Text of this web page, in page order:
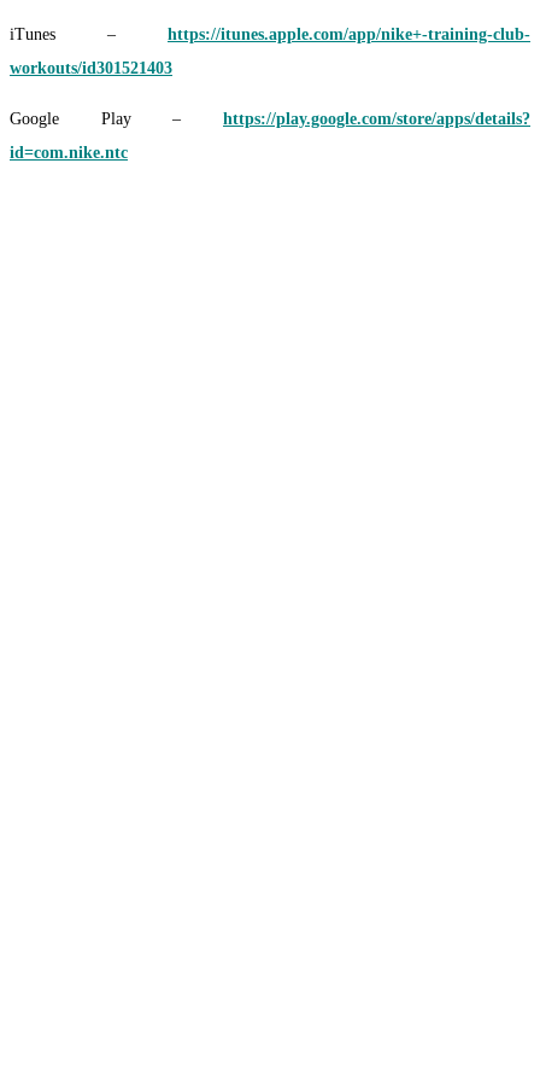
iTunes – https://itunes.apple.com/app/nike+-training-club-
workouts/id301521403
Google Play – https://play.google.com/store/apps/details?
id=com.nike.ntc